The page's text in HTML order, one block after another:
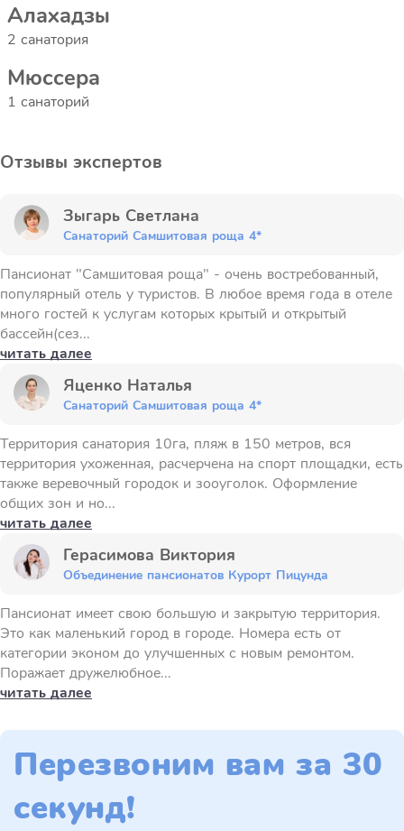
Алахадзы
2 санатория
Мюссера
1 санаторий
Отзывы экспертов
Зыгарь Светлана
Санаторий Самшитовая роща 4*
Пансионат "Самшитовая роща" - очень востребованный,
популярный отель у туристов. В любое время года в отеле
много гостей к услугам которых крытый и открытый
бассейн(сез...
читать далее
Яценко Наталья
Санаторий Самшитовая роща 4*
Территория санатория 10га, пляж в 150 метров, вся
территория ухоженная, расчерчена на спорт площадки, есть
также веревочный городок и зооуголок. Оформление
общих зон и но...
читать далее
Герасимова Виктория
Объединение пансионатов Курорт Пицунда
Пансионат имеет свою большую и закрытую территория.
Это как маленький город в городе. Номера есть от
категории эконом до улучшенных с новым ремонтом.
Поражает дружелюбное...
читать далее
Перезвоним вам за 30
секунд!